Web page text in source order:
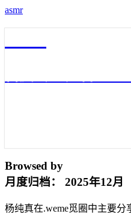
asmr
Browsed by
月度归档： 2025年12月
杨纯真在.weme觅圈中主要分